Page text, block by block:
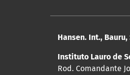
Hansen. Int., Bauru,
Instituto Lauro de
Rod. Comandante